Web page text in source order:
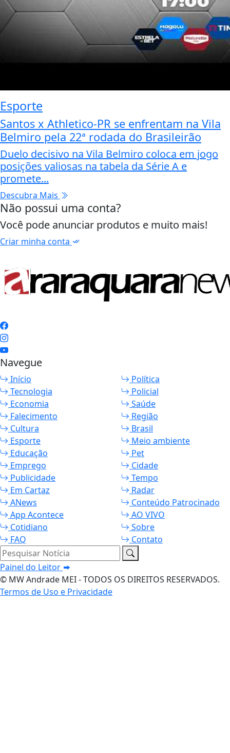
Esporte
Santos x Athletico-PR se enfrentam na Vila
Belmiro pela 22ª rodada do Brasileirão
Duelo decisivo na Vila Belmiro coloca em jogo
posições valiosas na tabela da Série A e
promete...
Descubra Mais
Não possui uma conta?
Você pode anunciar produtos e muito mais!
Criar minha conta
Navegue
Início
Política
Tecnologia
Policial
Economia
Saúde
Falecimento
Região
Cultura
Brasil
Esporte
Meio ambiente
Educação
Pet
Emprego
Cidade
Publicidade
Tempo
Em Cartaz
Radar
ANews
Conteúdo Patrocinado
App Acontece
AO VIVO
Cotidiano
Sobre
FAQ
Contato
Pesquisar Notícia
Painel do Leitor
© MW Andrade MEI - TODOS OS DIREITOS RESERVADOS.
Termos de Uso e Privacidade